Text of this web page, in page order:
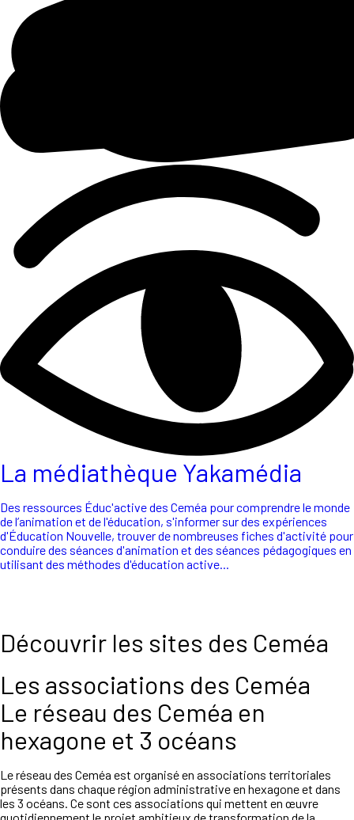
La médiathèque Yakamédia
Des ressources Éduc'active des Ceméa pour comprendre le monde
de l’animation et de l'éducation, s'informer sur des expériences
d'Éducation Nouvelle, trouver de nombreuses fiches d'activité pour
conduire des séances d'animation et des séances pédagogiques en
utilisant des méthodes d'éducation active...
Découvrir les sites des Ceméa
Les associations des Ceméa
Le réseau des Ceméa en
hexagone et 3 océans
Le réseau des Ceméa est organisé en associations territoriales
présents dans chaque région administrative en hexagone et dans
les 3 océans. Ce sont ces associations qui mettent en œuvre